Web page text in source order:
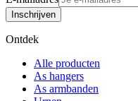
Inschrijven
Ontdek
Alle producten
As hangers
As armbanden